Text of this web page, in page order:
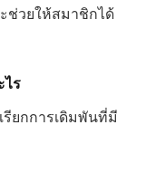
ช่วยให้สมาชิกได้
ไร
ยกการเดิมพันที่มี